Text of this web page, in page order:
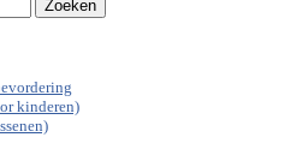
kinderen)